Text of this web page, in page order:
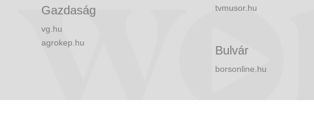
Gazdaság
vg.hu
agrokep.hu
tvmusor.hu
Bulvár
borsonline.hu